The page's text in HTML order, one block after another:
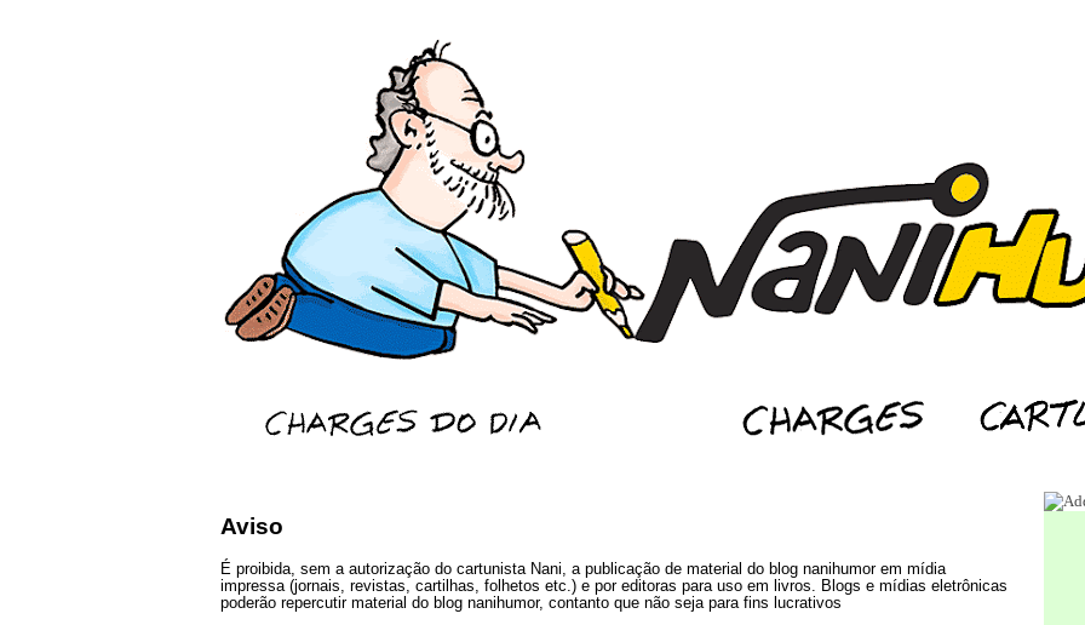
Aviso
É proibida, sem a autorização do cartunista Nani, a publicação de material do blog nanihumor em mídia
impressa (jornais, revistas, cartilhas, folhetos etc.) e por editoras para uso em livros. Blogs e mídias eletrônicas
poderão repercutir material do blog nanihumor, contanto que não seja para fins lucrativos